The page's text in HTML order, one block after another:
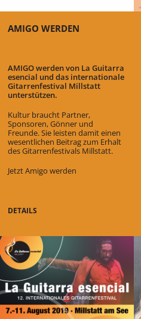
AMIGO WERDEN
AMIGO werden von La Guitarra
esencial und das internationale
Gitarrenfestival Millstatt
unterstützen.
Kultur braucht Partner,
Sponsoren, Gönner und
Freunde. Sie leisten damit einen
wesentlichen Beitrag zum Erhalt
des Gitarrenfestivals Millstatt.
Jetzt Amigo werden
DETAILS